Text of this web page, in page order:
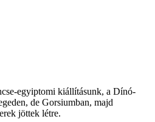
egyiptomi kiállításunk, a Dínó-
de Gorsiumban, majd
jöttek létre.